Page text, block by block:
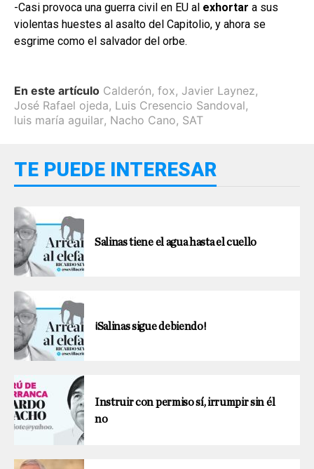
-Casi provoca una guerra civil en EU al exhortar a sus
violentas huestes al asalto del Capitolio, y ahora se
esgrime como el salvador del orbe.
En este artículo Calderón, fox, Javier Laynez,
José Rafael ojeda, Luis Cresencio Sandoval,
luis maría aguilar, Nacho Cano, SAT
TE PUEDE INTERESAR
Salinas tiene el agua hasta el cuello
¡Salinas sigue debiendo!
Instruir con permiso sí, irrumpir sin él
no